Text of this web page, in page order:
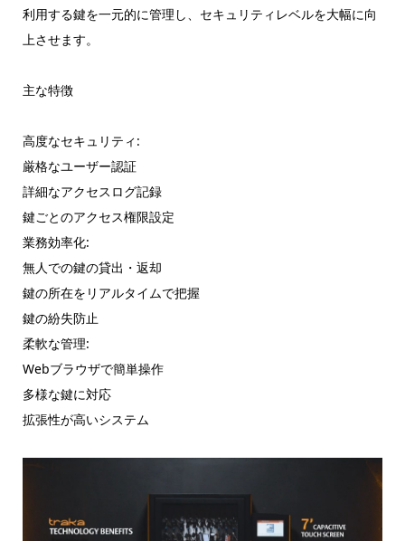
利用する鍵を一元的に管理し、セキュリティレベルを大幅に向
上させます。
主な特徴
高度なセキュリティ:
厳格なユーザー認証
詳細なアクセスログ記録
鍵ごとのアクセス権限設定
業務効率化:
無人での鍵の貸出・返却
鍵の所在をリアルタイムで把握
鍵の紛失防止
柔軟な管理:
Webブラウザで簡単操作
多様な鍵に対応
拡張性が高いシステム